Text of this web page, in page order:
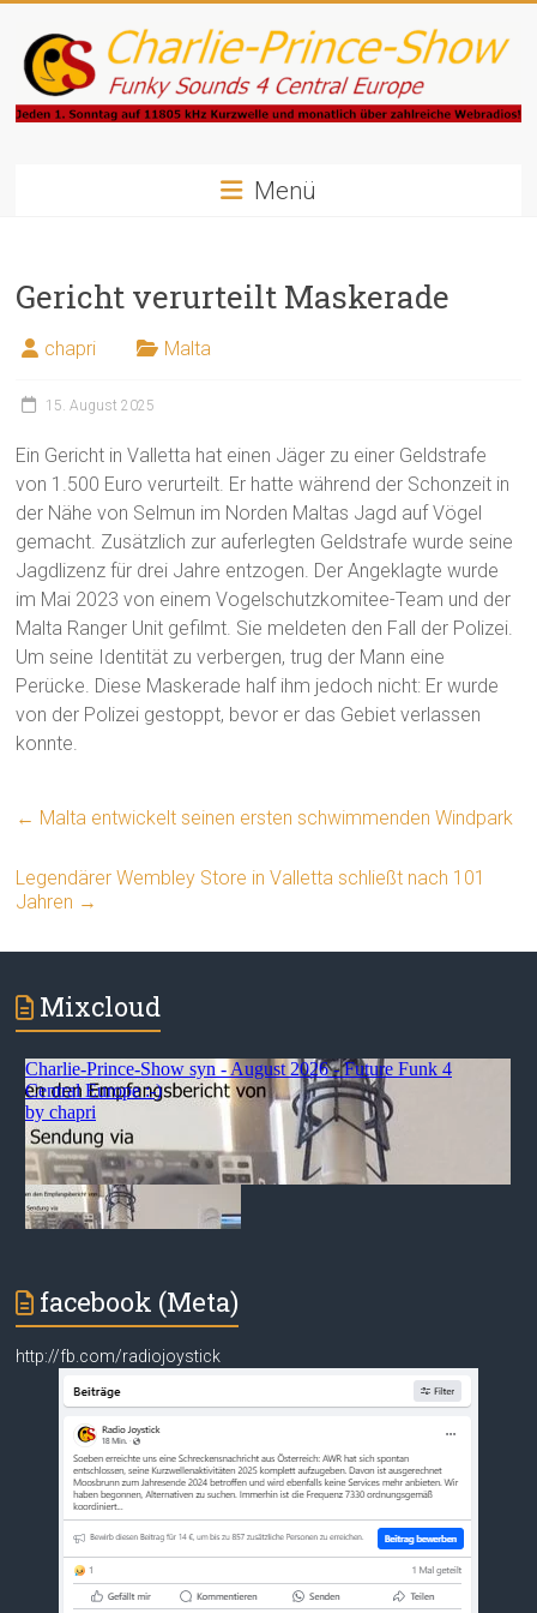
Inhalt
springen
Funky
4
Europe
Menü
Gericht verurteilt Maskerade
chapri Malta
15. August 2025
Ein Gericht in Valletta hat einen Jäger zu einer Geldstrafe
von 1.500 Euro verurteilt. Er hatte während der Schonzeit in
der Nähe von Selmun im Norden Maltas Jagd auf Vögel
gemacht. Zusätzlich zur auferlegten Geldstrafe wurde seine
Jagdlizenz für drei Jahre entzogen. Der Angeklagte wurde
im Mai 2023 von einem Vogelschutzkomitee-Team und der
Malta Ranger Unit gefilmt. Sie meldeten den Fall der Polizei.
Um seine Identität zu verbergen, trug der Mann eine
Perücke. Diese Maskerade half ihm jedoch nicht: Er wurde
von der Polizei gestoppt, bevor er das Gebiet verlassen
konnte.
← Malta entwickelt seinen ersten schwimmenden Windpark
Legendärer Wembley Store in Valletta schließt nach 101
Jahren →
Mixcloud
facebook (Meta)
http://fb.com/radiojoystick